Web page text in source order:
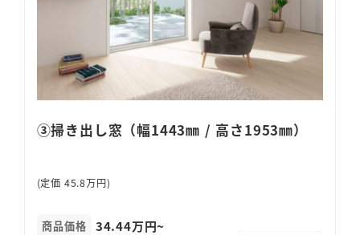
③掃き出し窓（幅1443㎜ / 高さ1953㎜）
(定価 45.8万円)
商品価格 34.44万円~